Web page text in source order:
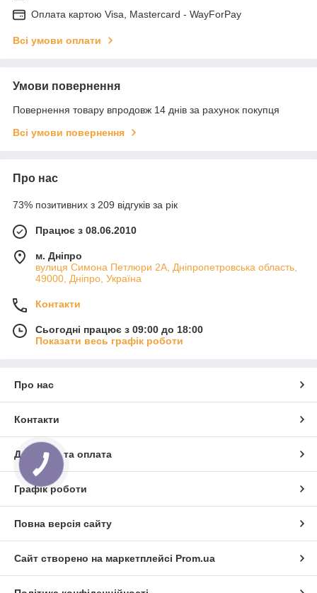
Оплата картою Visa, Mastercard - WayForPay
Всі умови оплати
Умови повернення
Повернення товару впродовж 14 днів за рахунок покупця
Всі умови повернення
Про нас
73% позитивних з 209 відгуків за рік
Працює з 08.06.2010
м. Дніпро
вулиця Симона Петлюри 2А, Дніпропетровська область,
49000, Дніпро, Україна
Контакти
Сьогодні працює з 09:00 до 18:00
Показати весь графік роботи
Про нас
Контакти
Доставка та оплата
Графік роботи
Повна версія сайту
Сайт створено на маркетплейсі Prom.ua
КНОПКА
ЗВ'ЯЗКУ